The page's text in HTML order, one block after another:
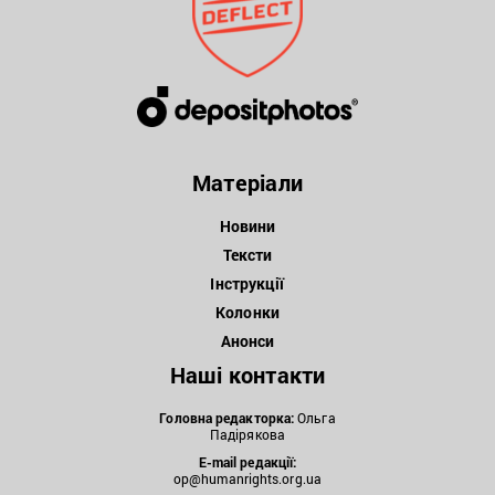
Матеріали
Новини
Тексти
Інструкції
Колонки
Анонси
Наші контакти
Головна редакторка:Ольга
Падірякова
E-mail редакції:
op@humanrights.org.ua